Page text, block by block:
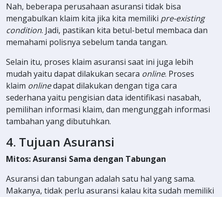
Nah, beberapa perusahaan asuransi tidak bisa
mengabulkan klaim kita jika kita memiliki pre-existing
condition. Jadi, pastikan kita betul-betul membaca dan
memahami polisnya sebelum tanda tangan.
Selain itu, proses klaim asuransi saat ini juga lebih
mudah yaitu dapat dilakukan secara online. Proses
klaim onlinedapat dilakukan dengan tiga cara
sederhana yaitu pengisian data identifikasi nasabah,
pemilihan informasi klaim, dan mengunggah informasi
tambahan yang dibutuhkan.
4. Tujuan Asuransi
Mitos: Asuransi Sama dengan Tabungan
Asuransi dan tabungan adalah satu hal yang sama.
Makanya, tidak perlu asuransi kalau kita sudah memiliki